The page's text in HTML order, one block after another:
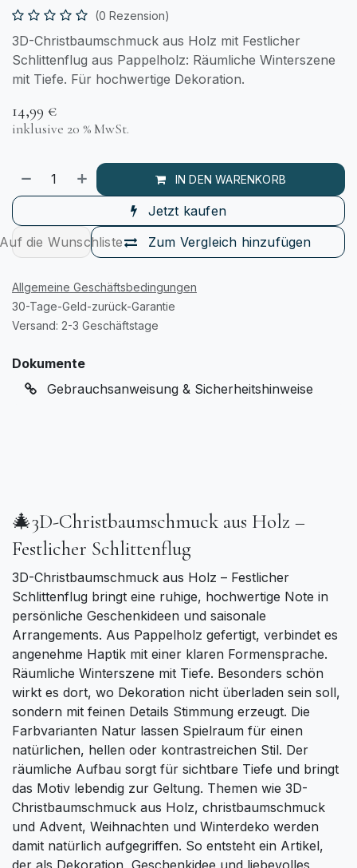
(0 Rezension)
3D-Christbaumschmuck aus Holz mit Festlicher
Schlittenflug aus Pappelholz: Räumliche Winterszene
mit Tiefe. Für hochwertige Dekoration.
14,99 €
inklusive 20 % MwSt.
IN DEN WARENKORB
Jetzt kaufen
Zum Vergleich hinzufügen
Auf die Wunschliste
Allgemeine Geschäftsbedingungen
30-Tage-Geld-zurück-Garantie
Versand: 2-3 Geschäftstage
Dokumente
Gebrauchsanweisung & Sicherheitshinweise
🎄3D-Christbaumschmuck aus Holz –
Festlicher Schlittenflug
3D-Christbaumschmuck aus Holz – Festlicher
Schlittenflug bringt eine ruhige, hochwertige Note in
persönliche Geschenkideen und saisonale
Arrangements. Aus Pappelholz gefertigt, verbindet es
angenehme Haptik mit einer klaren Formensprache.
Räumliche Winterszene mit Tiefe. Besonders schön
wirkt es dort, wo Dekoration nicht überladen sein soll,
sondern mit feinen Details Stimmung erzeugt. Die
Farbvarianten Natur lassen Spielraum für einen
natürlichen, hellen oder kontrastreichen Stil. Der
räumliche Aufbau sorgt für sichtbare Tiefe und bringt
das Motiv lebendig zur Geltung. Themen wie 3D-
Christbaumschmuck aus Holz, christbaumschmuck
und Advent, Weihnachten und Winterdeko werden
damit natürlich aufgegriffen. So entsteht ein Artikel,
der als Dekoration, Geschenkidee und liebevolles